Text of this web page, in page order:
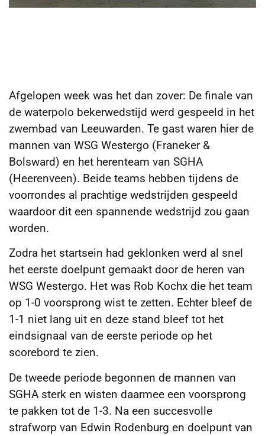
Afgelopen week was het dan zover: De finale van
de waterpolo bekerwedstijd werd gespeeld in het
zwembad van Leeuwarden. Te gast waren hier de
mannen van WSG Westergo (Franeker &
Bolsward) en het herenteam van SGHA
(Heerenveen). Beide teams hebben tijdens de
voorrondes al prachtige wedstrijden gespeeld
waardoor dit een spannende wedstrijd zou gaan
worden.
Zodra het startsein had geklonken werd al snel
het eerste doelpunt gemaakt door de heren van
WSG Westergo. Het was Rob Kochx die het team
op 1-0 voorsprong wist te zetten. Echter bleef de
1-1 niet lang uit en deze stand bleef tot het
eindsignaal van de eerste periode op het
scorebord te zien.
De tweede periode begonnen de mannen van
SGHA sterk en wisten daarmee een voorsprong
te pakken tot de 1-3. Na een succesvolle
strafworp van Edwin Rodenburg en doelpunt van